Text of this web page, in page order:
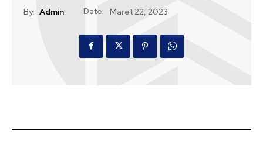
By: Admin Date: Maret 22, 2023